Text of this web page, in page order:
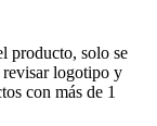
producto, solo se
revisar logotipo y
con más de 1